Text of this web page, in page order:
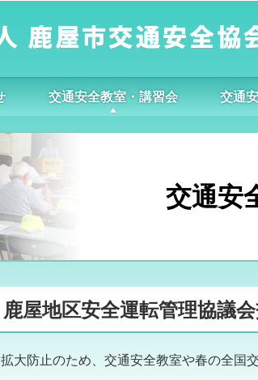
交通安全教室・講習会 交通
交通安
屋地区安全運転管理協議
大防止のため、交通安全教室や春の全国